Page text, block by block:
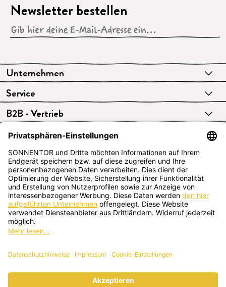
Unternehmen
Service
B2B - Vertrieb
Newsletter bestellen
Deutsch
SONNENTOR Kräuterhandels GMBH
Sprögnitz 10, 3913 Sprögnitz, Österreich